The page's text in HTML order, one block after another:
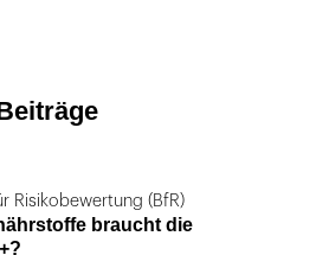
Risikobewertung (BfR)
braucht die